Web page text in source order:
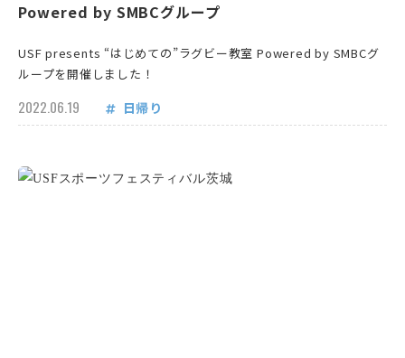
Powered by SMBCグループ
USF presents “はじめての”ラグビー教室 Powered by SMBCグ
ループを開催しました！
2022.06.19 日帰り